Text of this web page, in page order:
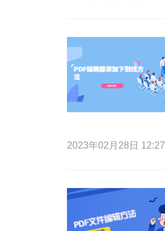
2023年02月28日 12:27